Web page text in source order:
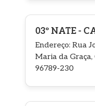
03º NATE -
Endereço: Rua
Maria da Graça,
96789-230